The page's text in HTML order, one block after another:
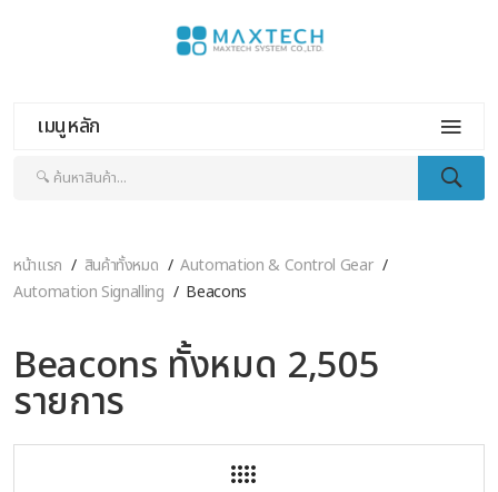
เมนูหลัก
หน้าแรก สินค้าทั้งหมด
Automation & Control Gear
Automation Signalling
Beacons
Beacons ทั้งหมด 2,505
รายการ